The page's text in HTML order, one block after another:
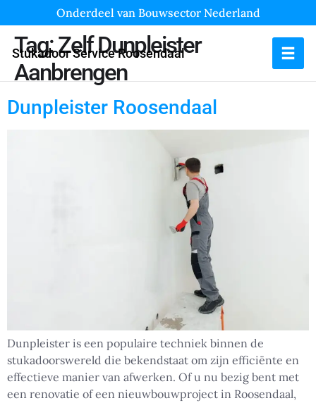
Onderdeel van Bouwsector Nederland
Stukadoor Service Roosendaal
Tag:Zelf Dunpleister
Aanbrengen
Dunpleister Roosendaal
Dunpleister is een populaire techniek binnen de
stukadoorswereld die bekendstaat om zijn efficiënte en
effectieve manier van afwerken. Of u nu bezig bent met
een renovatie of een nieuwbouwproject in Roosendaal,